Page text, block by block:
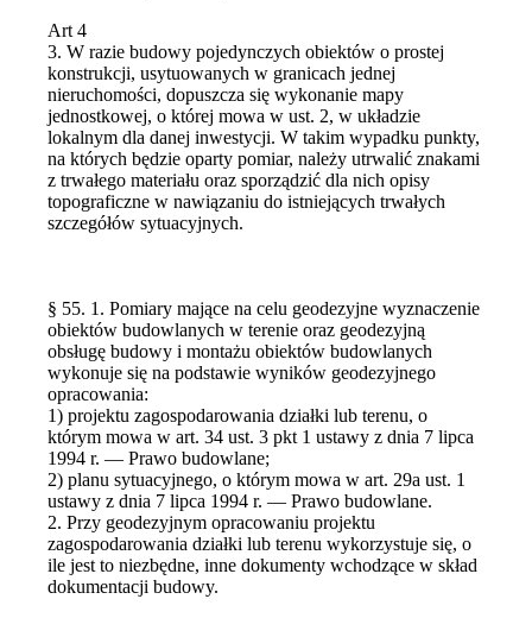
Art 4
3. W razie budowy pojedynczych obiektów o prostej
konstrukcji, usytuowanych w granicach jednej
nieruchomości, dopuszcza się wykonanie mapy
jednostkowej, o której mowa w ust. 2, w układzie
lokalnym dla danej inwestycji. W takim wypadku punkty,
na których będzie oparty pomiar, należy utrwalić znakami
z trwałego materiału oraz sporządzić dla nich opisy
topograficzne w nawiązaniu do istniejących trwałych
szczegółów sytuacyjnych.
§ 55. 1. Pomiary mające na celu geodezyjne wyznaczenie
obiektów budowlanych w terenie oraz geodezyjną
obsługę budowy i montażu obiektów budowlanych
wykonuje się na podstawie wyników geodezyjnego
opracowania:
1) projektu zagospodarowania działki lub terenu, o
którym mowa w art. 34 ust. 3 pkt 1 ustawy z dnia 7 lipca
1994 r. — Prawo budowlane;
2) planu sytuacyjnego, o którym mowa w art. 29a ust. 1
ustawy z dnia 7 lipca 1994 r. — Prawo budowlane.
2. Przy geodezyjnym opracowaniu projektu
zagospodarowania działki lub terenu wykorzystuje się, o
ile jest to niezbędne, inne dokumenty wchodzące w skład
dokumentacji budowy.